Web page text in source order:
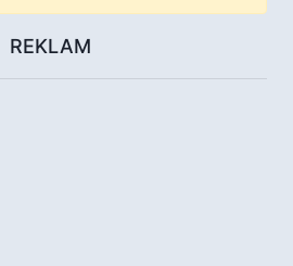
REKLAM